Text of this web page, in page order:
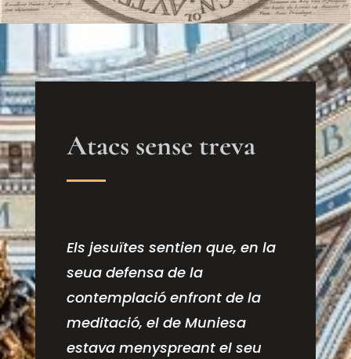
Atacs sense treva
Els jesuïtes sentien que, en la
seua defensa de la
contemplació enfront de la
meditació, el de Muniesa
estava menyspreant el seu